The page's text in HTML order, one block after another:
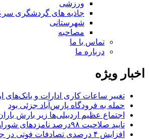
ورزشی
جاذبه های گردشگری
شهرستانی
مصاحبه
تماس با ما
درباره ما
اخبار ویژه
تغییر ساعات کاری ادارات و بانک‌های
حمله به فرودگاه پارس‌‌آباد جزئی بود
اجتماع عظیم اردبیلی‌ها زیر بارش
تایید صلاحیت ۹۸درصد نامزدهای شوراهای روستای اردبیل
افزایش ۴ درصدی تصادفات فوتی در جاده‌های اردبیل